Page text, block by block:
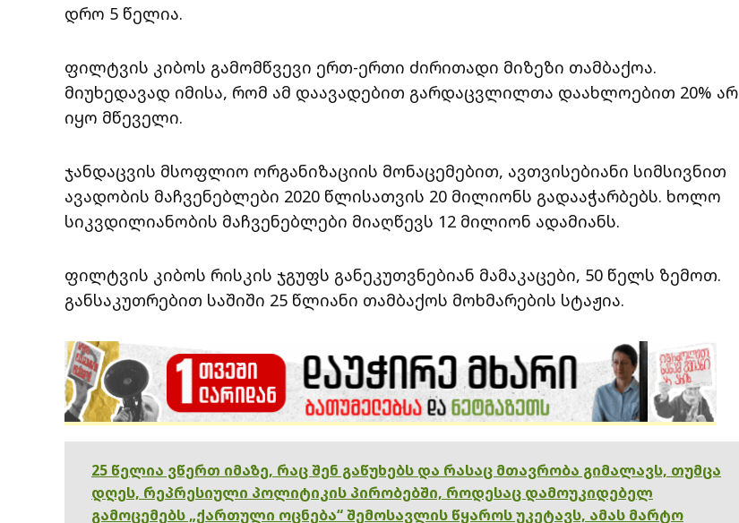
დრო 5 წელია.
ფილტვის კიბოს გამომწვევი ერთ-ერთი ძირითადი მიზეზი თამბაქოა.
მიუხედავად იმისა, რომ ამ დაავადებით გარდაცვლილთა დაახლოებით 20% არ
იყო მწეველი.
ჯანდაცვის მსოფლიო ორგანიზაციის მონაცემებით, ავთვისებიანი სიმსივნით
ავადობის მაჩვენებლები 2020 წლისათვის 20 მილიონს გადააჭარბებს. ხოლო
სიკვდილიანობის მაჩვენებლები მიაღწევს 12 მილიონ ადამიანს.
ფილტვის კიბოს რისკის ჯგუფს განეკუთვნებიან მამაკაცები, 50 წელს ზემოთ.
განსაკუთრებით საშიში 25 წლიანი თამბაქოს მოხმარების სტაჟია.
25 წელია ვწერთ იმაზე, რაც შენ გაწუხებს და რასაც მთავრობა გიმალავს, თუმცა
დღეს, რეპრესიული პოლიტიკის პირობებში, როდესაც დამოუკიდებელ
გამოცემებს „ქართული ოცნება“ შემოსავლის წყაროს უკეტავს, ამას მარტო